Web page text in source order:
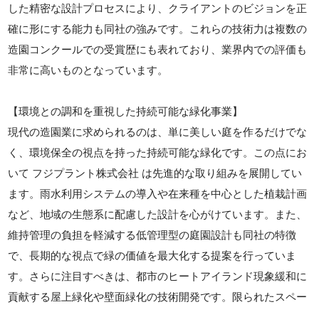
した精密な設計プロセスにより、クライアントのビジョンを正
確に形にする能力も同社の強みです。これらの技術力は複数の
造園コンクールでの受賞歴にも表れており、業界内での評価も
非常に高いものとなっています。
【環境との調和を重視した持続可能な緑化事業】
現代の造園業に求められるのは、単に美しい庭を作るだけでな
く、環境保全の視点を持った持続可能な緑化です。この点にお
いて フジプラント株式会社 は先進的な取り組みを展開してい
ます。雨水利用システムの導入や在来種を中心とした植栽計画
など、地域の生態系に配慮した設計を心がけています。また、
維持管理の負担を軽減する低管理型の庭園設計も同社の特徴
で、長期的な視点で緑の価値を最大化する提案を行っていま
す。さらに注目すべきは、都市のヒートアイランド現象緩和に
貢献する屋上緑化や壁面緑化の技術開発です。限られたスペー